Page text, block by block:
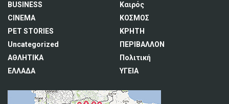
BUSINESS
CINEMA
PET STORIES
Uncategorized
ΑΘΛΗΤΙΚΑ
ΕΛΛΑΔΑ
Καιρός
ΚΟΣΜΟΣ
ΚΡΗΤΗ
ΠΕΡΙΒΑΛΛΟΝ
Πολιτική
ΥΓΕΙΑ